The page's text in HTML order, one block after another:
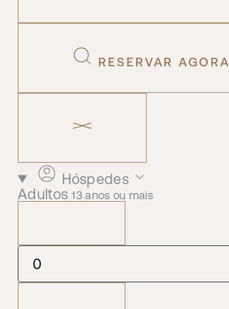
RESERVAR AGORA
Hóspedes
Adultos13 anos ou mais